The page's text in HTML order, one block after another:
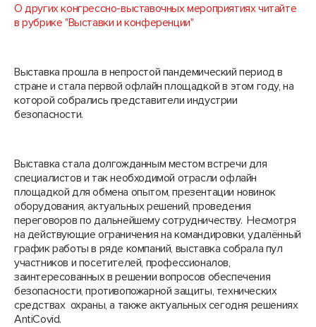
О других конгрессно-выставочных мероприятиях читайте
в рубрике "Выставки и конференции"
Выставка прошла в непростой пандемический период в
стране и стала первой офлайн площадкой в этом году, на
которой собрались представители индустрии
безопасности.
Выставка стала долгожданным местом встречи для
специалистов и так необходимой отрасли офлайн
площадкой для обмена опытом, презентации новинок
оборудования, актуальных решений, проведения
переговоров по дальнейшему сотрудничеству. Несмотря
на действующие ограничения на командировки, удалённый
график работы в ряде компаний, выставка собрала пул
участников и посетителей, профессионалов,
заинтересованных в решении вопросов обеспечения
безопасности, противопожарной защиты, технических
средствах охраны, а также актуальных сегодня решениях
AntiCovid.